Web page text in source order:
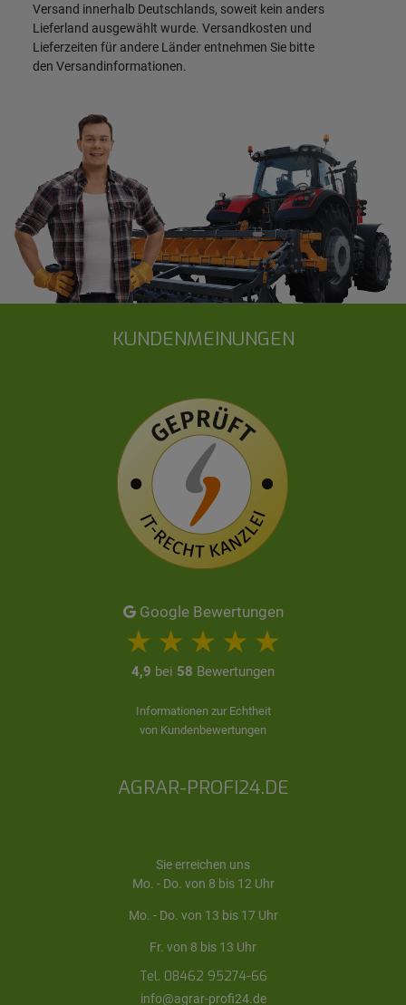
Versand innerhalb Deutschlands, soweit kein anders
Lieferland ausgewählt wurde. Versandkosten und
Lieferzeiten für andere Länder entnehmen Sie bitte
den Versandinformationen.
KUNDENMEINUNGEN
Google Bewertungen
4,9 bei 58 Bewertungen
Informationen zur Echtheit
von Kundenbewertungen
AGRAR-PROFI24.DE
Sie erreichen uns
Mo. - Do. von 8 bis 12 Uhr
Mo. - Do. von 13 bis 17 Uhr
Fr. von 8 bis 13 Uhr
Tel. 08462 95274-66
info@agrar-profi24.de